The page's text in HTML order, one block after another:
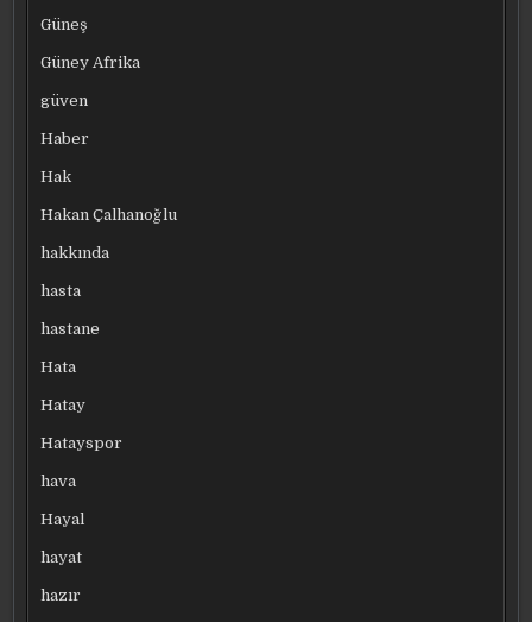
Güneş
Güney Afrika
güven
Haber
Hak
Hakan Çalhanoğlu
hakkında
hasta
hastane
Hata
Hatay
Hatayspor
hava
Hayal
hayat
hazır